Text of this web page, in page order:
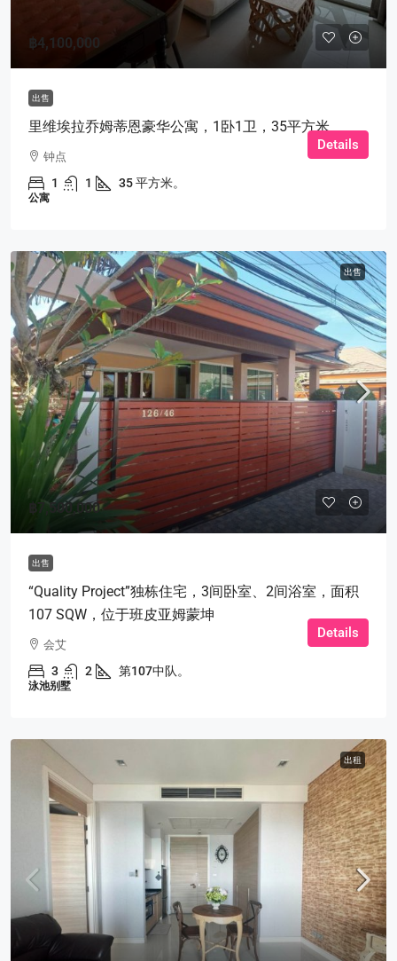
฿4,100,000
出售
里维埃拉乔姆蒂恩豪华公寓，1卧1卫，35平方米
钟点
1 1 35 平方米。
公寓
Details
出售
฿7,500,000
出售
“Quality Project”独栋住宅，3间卧室、2间浴室，面积
107 SQW，位于班皮亚姆蒙坤
会艾
3 2 第107中队。
泳池别墅
Details
出租